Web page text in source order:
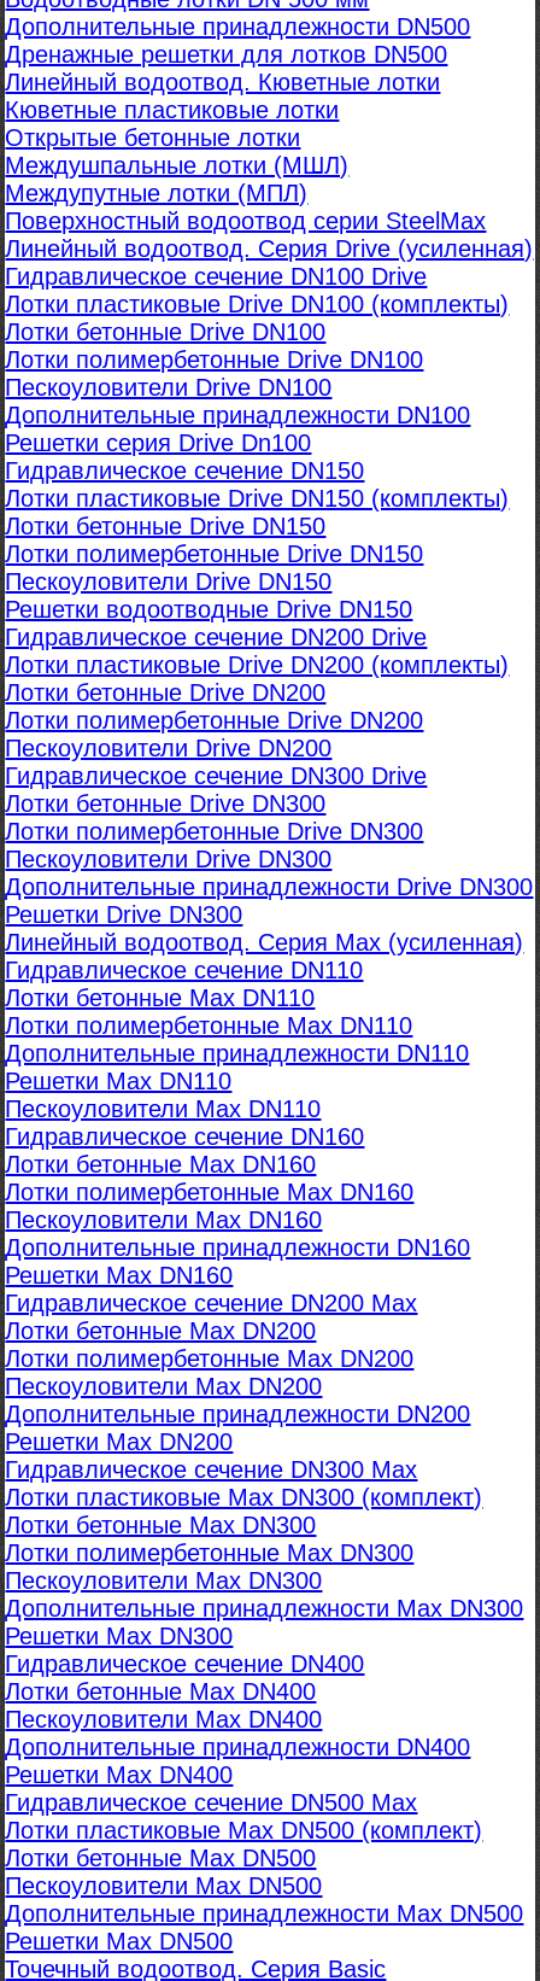
Дополнительные принадлежности DN500
Дренажные решетки для лотков DN500
Линейный водоотвод. Кюветные лотки
Кюветные пластиковые лотки
Открытые бетонные лотки
Междушпальные лотки (МШЛ)
Междупутные лотки (МПЛ)
Поверхностный водоотвод серии SteelMax
Линейный водоотвод. Серия Drive (усиленная)
Гидравлическое сечение DN100 Drive
Лотки пластиковые Drive DN100 (комплекты)
Лотки бетонные Drive DN100
Лотки полимербетонные Drive DN100
Пескоуловители Drive DN100
Дополнительные принадлежности DN100
Решетки серия Drive Dn100
Гидравлическое сечение DN150
Лотки пластиковые Drive DN150 (комплекты)
Лотки бетонные Drive DN150
Лотки полимербетонные Drive DN150
Пескоуловители Drive DN150
Решетки водоотводные Drive DN150
Гидравлическое сечение DN200 Drive
Лотки пластиковые Drive DN200 (комплекты)
Лотки бетонные Drive DN200
Лотки полимербетонные Drive DN200
Пескоуловители Drive DN200
Гидравлическое сечение DN300 Drive
Лотки бетонные Drive DN300
Лотки полимербетонные Drive DN300
Пескоуловители Drive DN300
Дополнительные принадлежности Drive DN300
Решетки Drive DN300
Линейный водоотвод. Серия Max (усиленная)
Гидравлическое сечение DN110
Лотки бетонные Max DN110
Лотки полимербетонные Max DN110
Дополнительные принадлежности DN110
Решетки Max DN110
Пескоуловители Max DN110
Гидравлическое сечение DN160
Лотки бетонные Max DN160
Лотки полимербетонные Max DN160
Пескоуловители Max DN160
Дополнительные принадлежности DN160
Решетки Max DN160
Гидравлическое сечение DN200 Max
Лотки бетонные Max DN200
Лотки полимербетонные Max DN200
Пескоуловители Max DN200
Дополнительные принадлежности DN200
Решетки Max DN200
Гидравлическое сечение DN300 Max
Лотки пластиковые Max DN300 (комплект)
Лотки бетонные Max DN300
Лотки полимербетонные Max DN300
Пескоуловители Max DN300
Дополнительные принадлежности Max DN300
Решетки Max DN300
Гидравлическое сечение DN400
Лотки бетонные Max DN400
Пескоуловители Max DN400
Дополнительные принадлежности DN400
Решетки Max DN400
Гидравлическое сечение DN500 Max
Лотки пластиковые Max DN500 (комплект)
Лотки бетонные Max DN500
Пескоуловители Max DN500
Дополнительные принадлежности Max DN500
Решетки Max DN500
Точечный водоотвод. Серия Basic